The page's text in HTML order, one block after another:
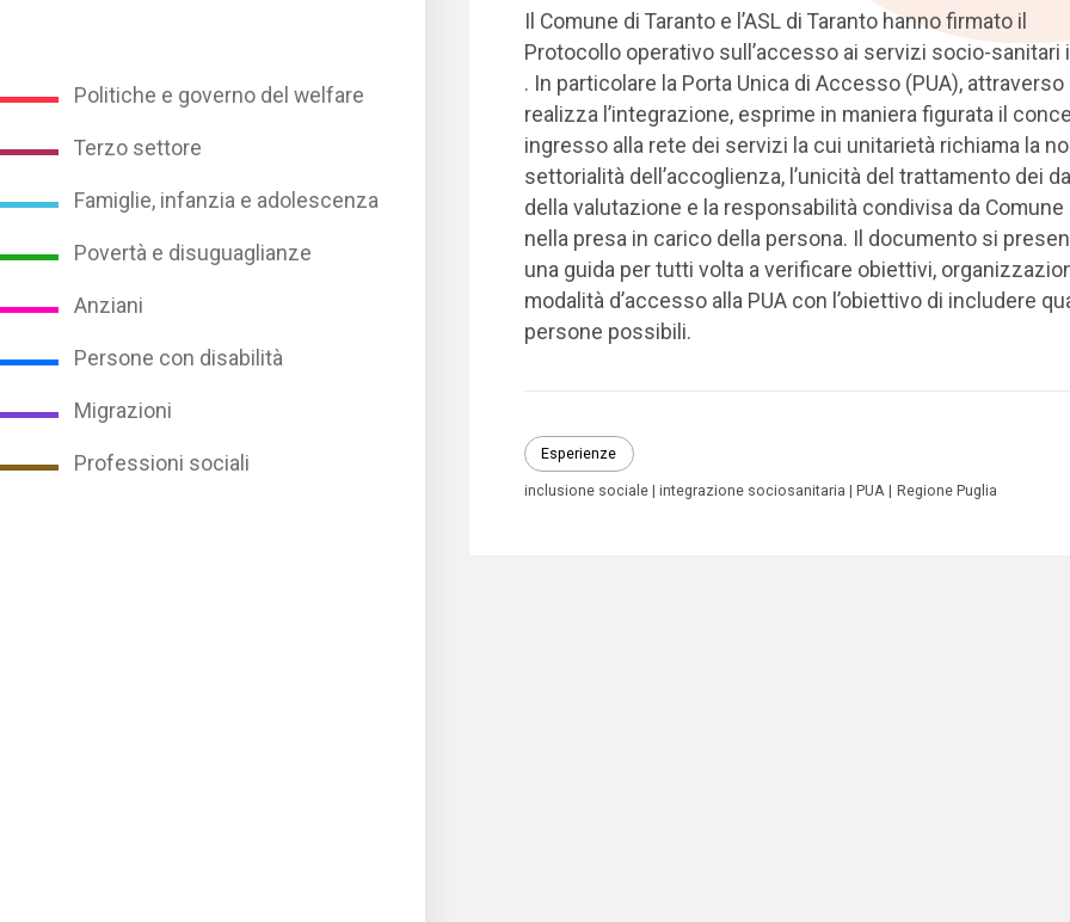
Politiche e governo del welfare
Terzo settore
Famiglie, infanzia e adolescenza
Povertà e disuguaglianze
Anziani
Persone con disabilità
Migrazioni
Professioni sociali
Il Comune di Taranto e l’ASL di Taranto hanno firmato il
Protocollo operativo sull’accesso ai servizi socio-sanitari
. In particolare la Porta Unica di Accesso (PUA), attraverso
realizza l’integrazione, esprime in maniera figurata il
ingresso alla rete dei servizi la cui unitarietà richiama la
settorialità dell’accoglienza, l’unicità del trattamento dei
della valutazione e la responsabilità condivisa da Comune
nella presa in carico della persona. Il documento si
una guida per tutti volta a verificare obiettivi,
modalità d’accesso alla PUA con l’obiettivo di includere
persone possibili.
Esperienze
inclusione sociale integrazione sociosanitaria PUA Regione Puglia